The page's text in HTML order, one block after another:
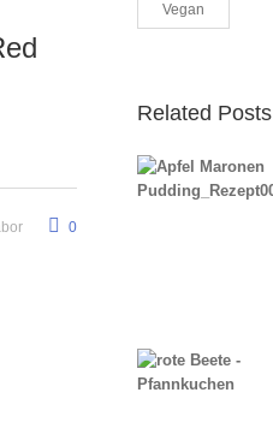
0
Vegan
Related Posts